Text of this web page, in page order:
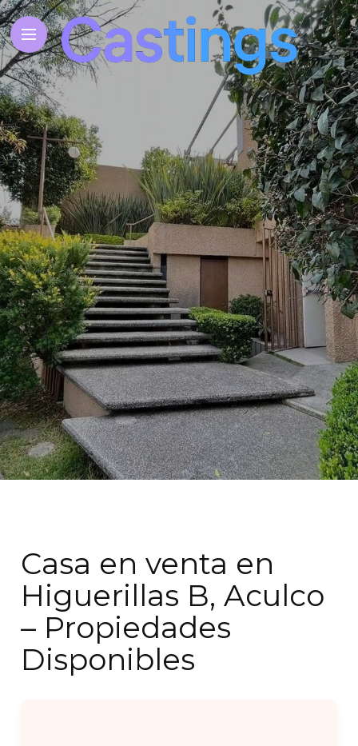
Casa en venta en
Higuerillas B, Aculco
– Propiedades
Disponibles